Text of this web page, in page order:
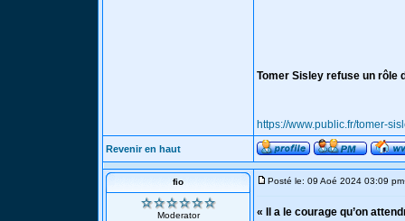
Tomer Sisley refuse un rôle
https://www.public.fr/tomer-
Revenir en haut
fio
Moderator
Posté le: 09 Aoé 2024 03:09 pm
« Il a le courage qu’on